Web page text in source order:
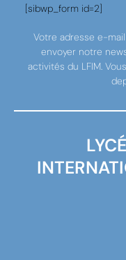
[sibwp_form id=2]
Votre adresse e-
envoyer notre
activités du LFIM.